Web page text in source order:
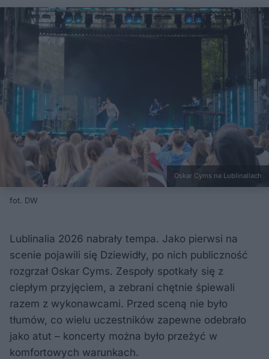
Oskar Cyms na Lublinaliach
fot. DW
Lublinalia 2026 nabrały tempa. Jako pierwsi na
scenie pojawili się Dziewidły, po nich publiczność
rozgrzał Oskar Cyms. Zespoły spotkały się z
ciepłym przyjęciem, a zebrani chętnie śpiewali
razem z wykonawcami. Przed sceną nie było
tłumów, co wielu uczestników zapewne odebrało
jako atut – koncerty można było przeżyć w
komfortowych warunkach.